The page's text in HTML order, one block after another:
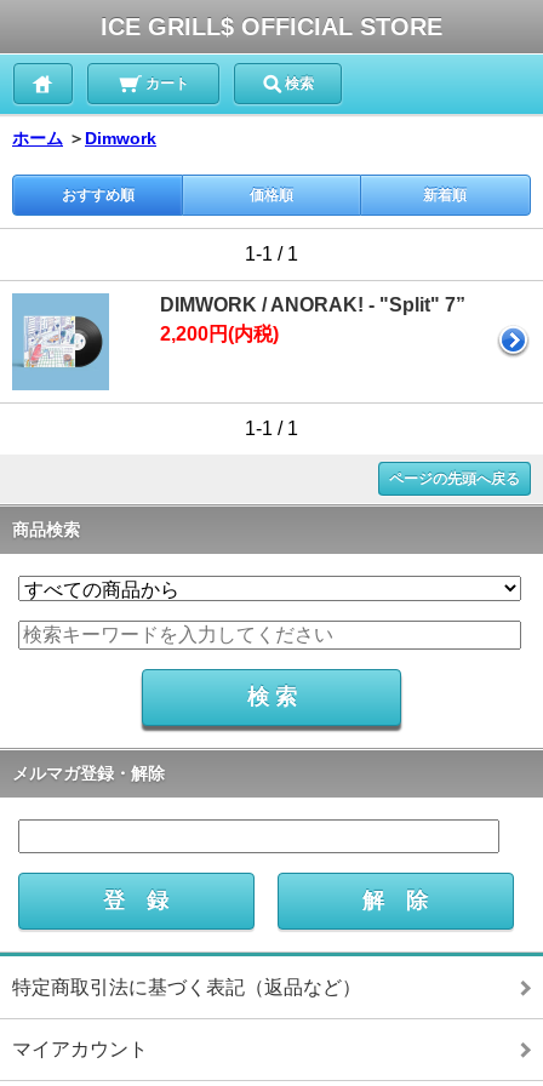
ICE GRILL$ OFFICIAL STORE
カート 検索
ホーム ＞ Dimwork
おすすめ順 価格順 新着順
1-1 / 1
DIMWORK / ANORAK! - "Split" 7”
2,200円(内税)
1-1 / 1
ページの先頭へ戻る
商品検索
メルマガ登録・解除
特定商取引法に基づく表記（返品など）
マイアカウント